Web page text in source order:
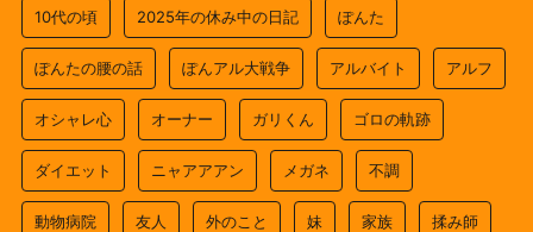
10代の頃 2025年の休み中の日記 ぽんた
ぽんたの腰の話 ぽんアル大戦争 アルバイト アルフ
オシャレ心 オーナー ガリくん ゴロの軌跡
ダイエット ニャアアアン メガネ 不調
動物病院 友人 外のこと 妹 家族 揉み師